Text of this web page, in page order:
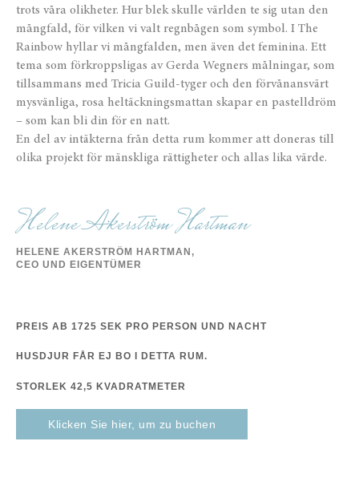
trots våra olikheter. Hur blek skulle världen te sig utan den
mångfald, för vilken vi valt regnbågen som symbol. I The
Rainbow hyllar vi mångfalden, men även det feminina. Ett
tema som förkroppsligas av Gerda Wegners målningar, som
tillsammans med Tricia Guild-tyger och den förvånansvärt
mysvänliga, rosa heltäckningsmattan skapar en pastelldröm
– som kan bli din för en natt.
En del av intäkterna från detta rum kommer att doneras till
olika projekt för mänskliga rättigheter och allas lika värde.
Helene Akerström Hartman
HELENE AKERSTRÖM HARTMAN,
CEO UND EIGENTÜMER
PREIS AB 1725 SEK PRO PERSON UND NACHT
HUSDJUR FÅR EJ BO I DETTA RUM.
STORLEK 42,5 KVADRATMETER
Klicken Sie hier, um zu buchen